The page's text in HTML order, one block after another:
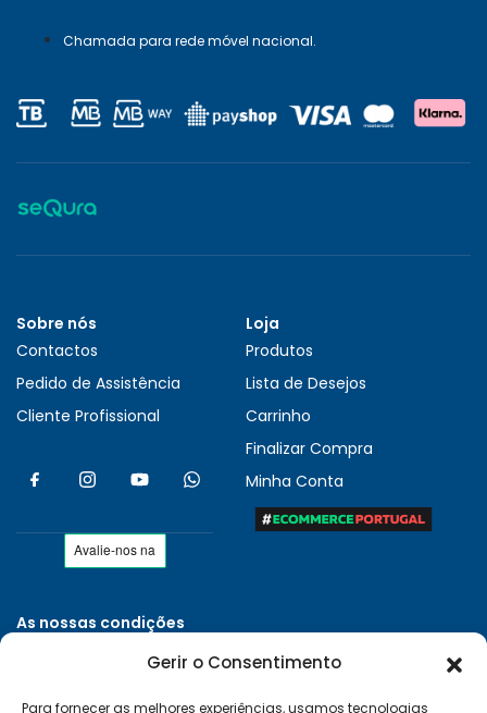
Gerir o Consentimento
Para fornecer as melhores experiências, usamos tecnologias
Chamada para rede móvel nacional.
Sobre nós
Contactos
Pedido de Assistência
Cliente Profissional
Loja
Produtos
Lista de Desejos
Carrinho
Finalizar Compra
Minha Conta
As nossas condições
Políticas de Privacidade